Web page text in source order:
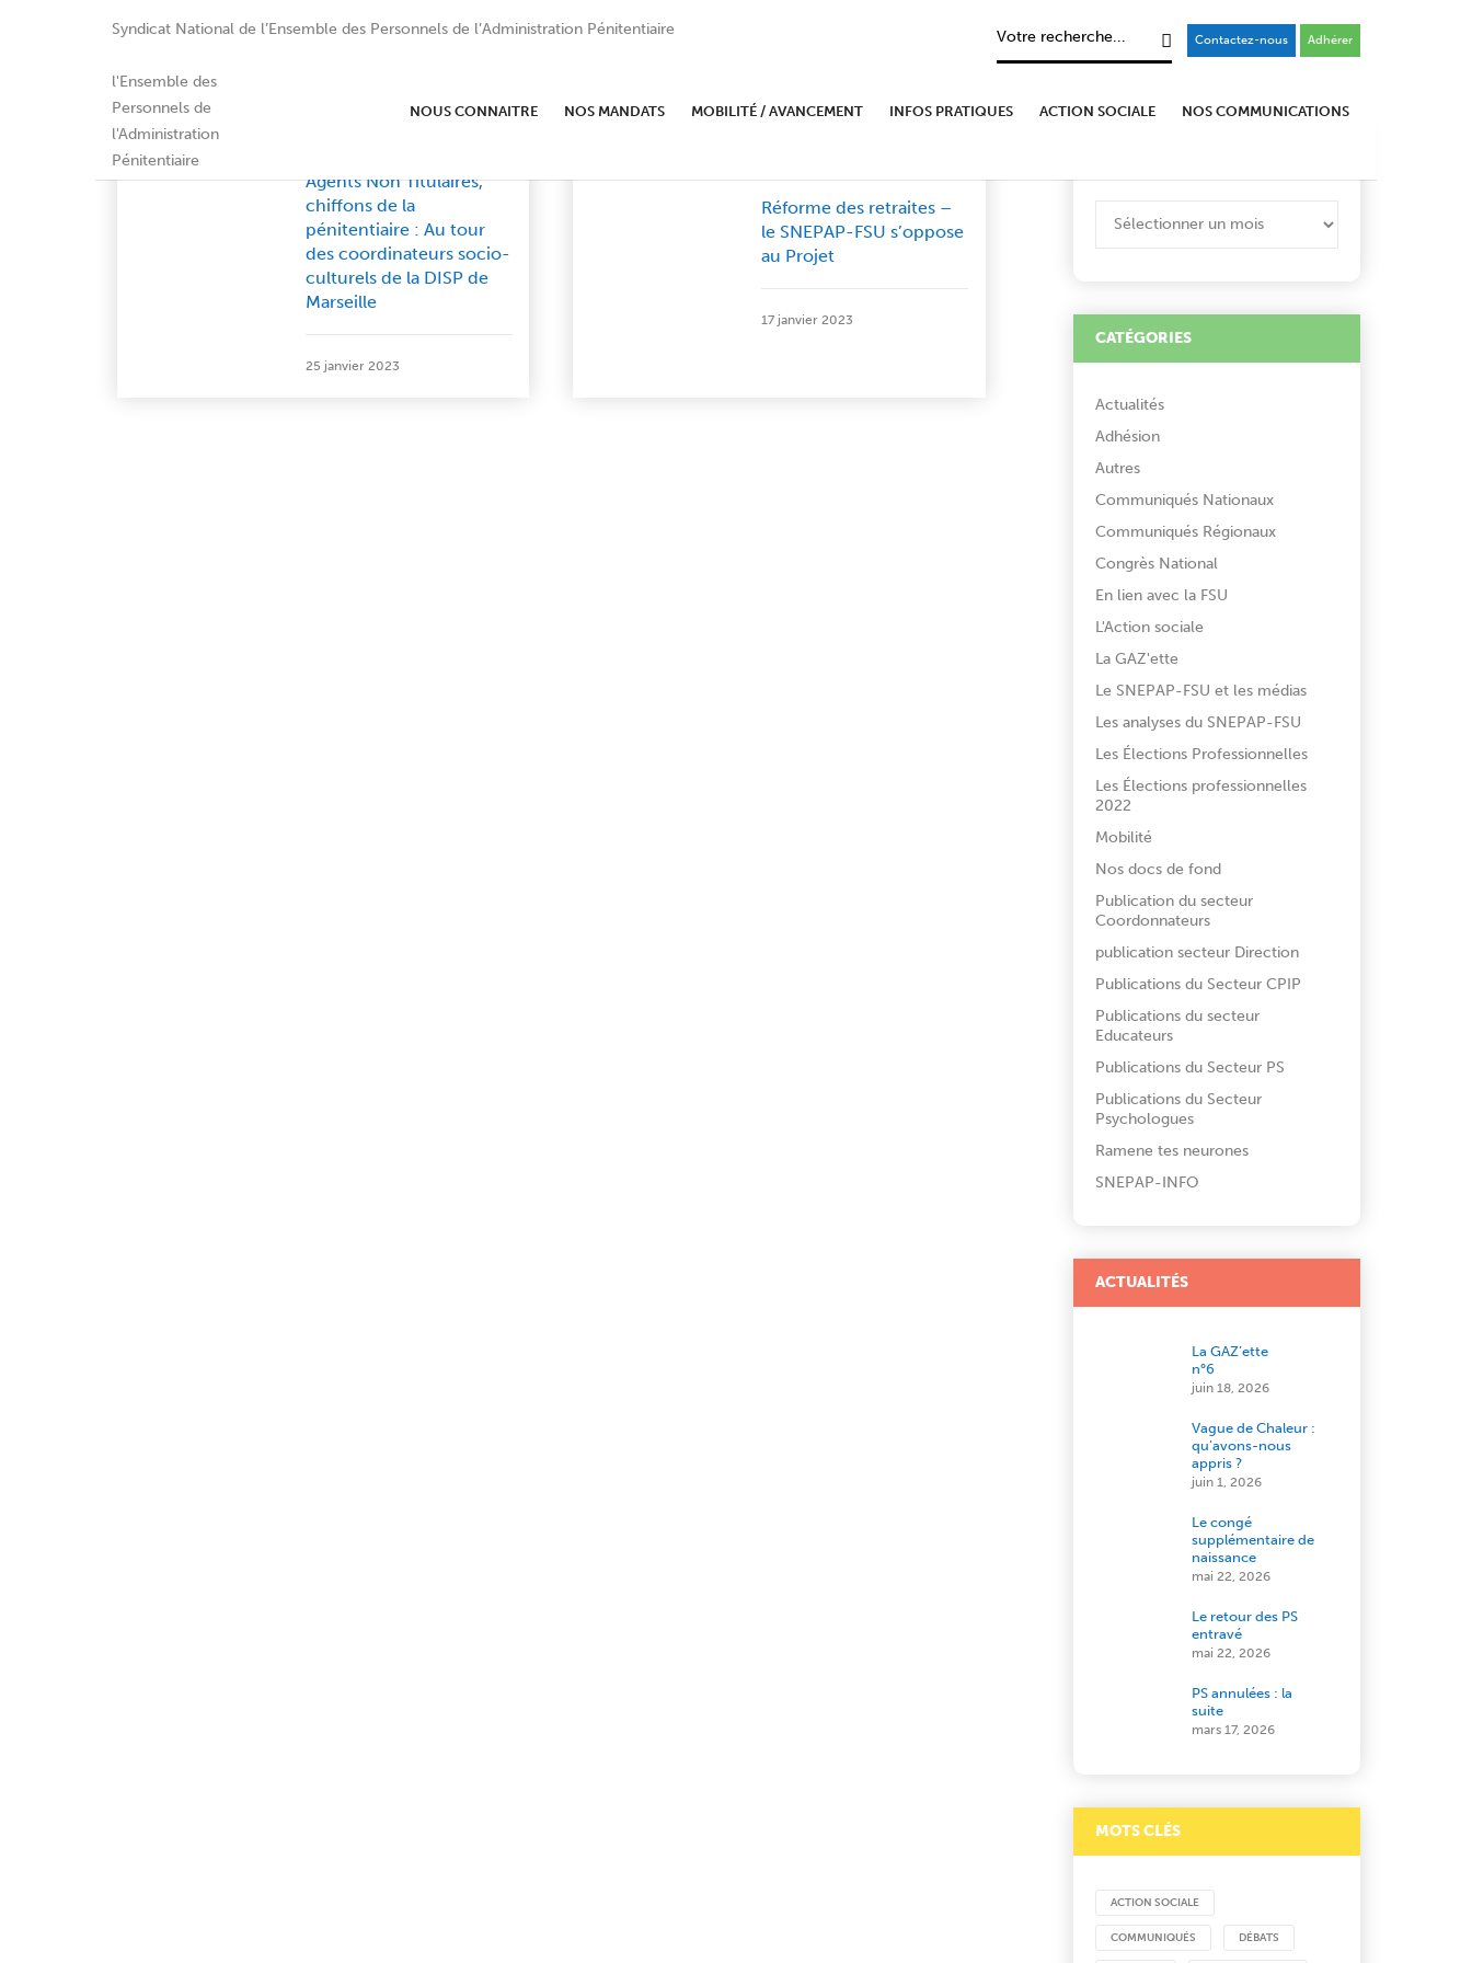
Syndicat National de l’Ensemble des Personnels de l’Administration Pénitentiaire
Contactez-nous Adhérer
NOUS CONNAITRE NOS MANDATS MOBILITÉ / AVANCEMENT INFOS PRATIQUES ACTION SOCIALE NOS COMMUNICATIONS
Agents Non Titulaires,
chiffons de la
pénitentiaire : Au tour
des coordinateurs socio-
culturels de la DISP de
Marseille
25 janvier 2023
Réforme des retraites –
le SNEPAP-FSU s’oppose
au Projet
17 janvier 2023
CATÉGORIES
Actualités
Adhésion
Autres
Communiqués Nationaux
Communiqués Régionaux
Congrès National
En lien avec la FSU
L'Action sociale
La GAZ'ette
Le SNEPAP-FSU et les médias
Les analyses du SNEPAP-FSU
Les Élections Professionnelles
Les Élections professionnelles
2022
Mobilité
Nos docs de fond
Publication du secteur
Coordonnateurs
publication secteur Direction
Publications du Secteur CPIP
Publications du secteur
Educateurs
Publications du Secteur PS
Publications du Secteur
Psychologues
Ramene tes neurones
SNEPAP-INFO
ACTUALITÉS
La GAZ’ette
n°6
juin 18, 2026
Vague de Chaleur :
qu’avons-nous
appris ?
juin 1, 2026
Le congé
supplémentaire de
naissance
mai 22, 2026
Le retour des PS
entravé
mai 22, 2026
PS annulées : la
suite
mars 17, 2026
MOTS CLÉS
ACTION SOCIALE
COMMUNIQUÉS DÉBATS